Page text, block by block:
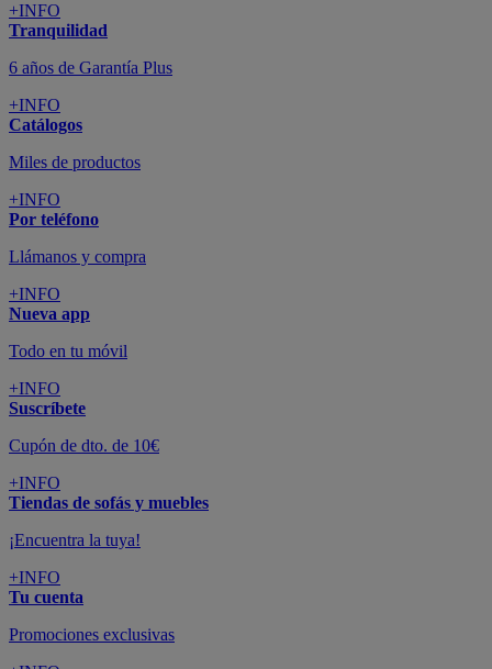
+INFO
Tranquilidad
6 años de Garantía Plus
+INFO
Catálogos
Miles de productos
+INFO
Por teléfono
Llámanos y compra
+INFO
Nueva app
Todo en tu móvil
+INFO
Suscríbete
Cupón de dto. de 10€
+INFO
Tiendas de sofás y muebles
¡Encuentra la tuya!
+INFO
Tu cuenta
Promociones exclusivas